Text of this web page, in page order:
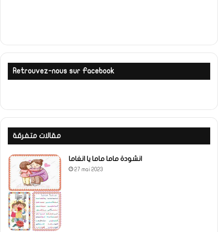
Retrouvez-nous sur Facebook
مقالات متفرقة
انشودة ماما ماما يا انغاما
27 mai 2023